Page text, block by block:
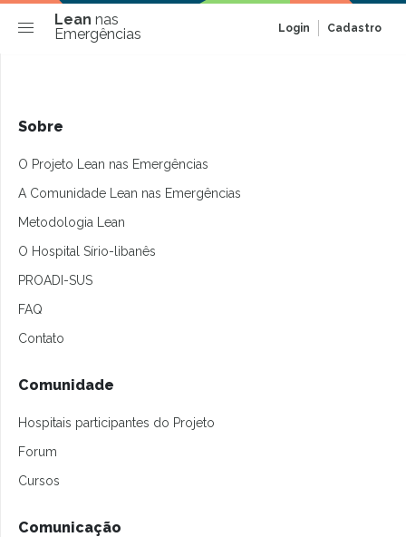
Lean nas
Emergências
Login Cadastro
Sobre
O Projeto Lean nas Emergências
A Comunidade Lean nas Emergências
Metodologia Lean
O Hospital Sírio-libanês
PROADI-SUS
FAQ
Contato
Comunidade
Hospitais participantes do Projeto
Forum
Cursos
Comunicação